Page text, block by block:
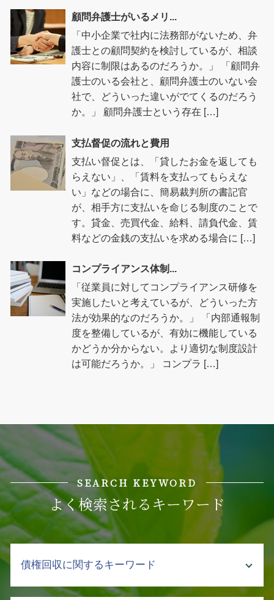
顧問弁護士がいるメリ...
「中小企業で社内に法務部がないため、弁
護士との顧問契約を検討しているが、相談
内容に制限はあるのだろうか。」 「顧問弁
護士のいる会社と、顧問弁護士のいない会
社で、どういった違いがでてくるのだろう
か。」 顧問弁護士という存在 […]
支払督促の流れと費用
支払い督促とは、「貸したお金を返しても
らえない」、「賃料を支払ってもらえな
い」などの場合に、簡易裁判所の書記官
が、相手方に支払いを命じる制度のことで
す。貸金、売買代金、給料、請負代金、賃
料などの金銭の支払いを求める場合に […]
コンプライアンス体制...
「従業員に対してコンプライアンス研修を
実施したいと考えているが、どういった方
法が効果的なのだろうか。」 「内部通報制
度を整備しているが、有効に機能している
かどうか分からない。より適切な制度設計
は可能だろうか。」 コンプラ […]
SEARCH KEYWORD
よく検索されるキーワード
債権回収に関するキーワード